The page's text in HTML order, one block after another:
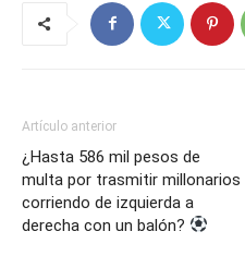
Artículo anterior
¿Hasta 586 mil pesos de
multa por trasmitir millonarios
corriendo de izquierda a
derecha con un balón?